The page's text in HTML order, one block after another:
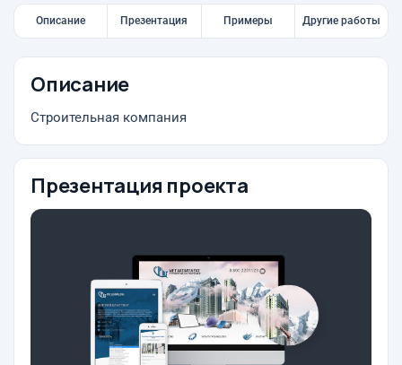
Описание Презентация Примеры Другие работы
Описание
Строительная компания
Презентация проекта